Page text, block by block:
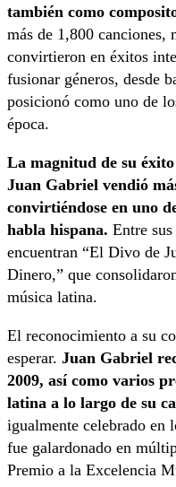
también como
más de 1,800 canciones,
convirtieron en éxitos
fusionar géneros, desde
posicionó como uno de
época.
La magnitud de su
Juan Gabriel vendió
convirtiéndose en uno
habla hispana. Entre
encuentran “El Divo de
Dinero,” que
música latina.
El reconocimiento a su
esperar. Juan Gabriel
2009, así como varios
latina a lo largo de su
igualmente celebrado en
fue galardonado en
Premio a la Excelencia